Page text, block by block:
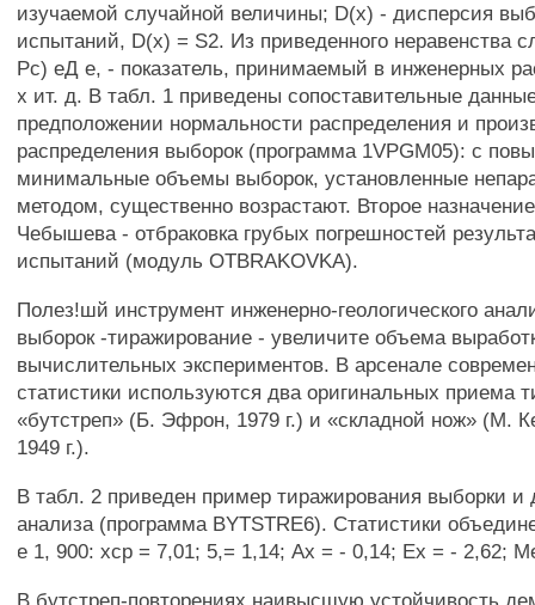
изучаемой случайной величины; D(x) - дисперсия
испытаний, D(x) = S2. Из приведенного неравенства
Рс) еД е, - показатель, принимаемый в инженерных
х ит. д. В табл. 1 приведены сопоставительные
предположении нормальности распределения и
распределения выборок (программа 1VPGM05): с
минимальные объемы выборок, установленные
методом, существенно возрастают. Второе
Чебышева - отбраковка грубых погрешностей
испытаний (модуль OTBRAKOVKA).
Полез!шй инструмент инженерно-геологического
выборок -тиражирование - увеличите объема
вычислительных экспериментов. В арсенале
статистики используются два оригинальных приема
«бутстреп» (Б. Эфрон, 1979 г.) и «складной нож» (М.
1949 г.).
В табл. 2 приведен пример тиражирования выборки и
анализа (программа BYTSTRE6). Статистики
е 1, 900: хср = 7,01; 5,= 1,14; Ах = - 0,14; Ех = - 2,62;
В бутстреп-повторениях наивысшую устойчивость